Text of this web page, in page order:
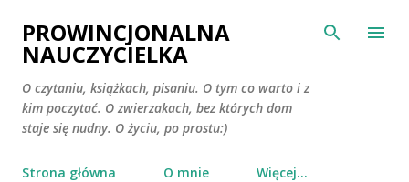
Przejdź do głównej zawartości
PROWINCJONALNA
NAUCZYCIELKA
O czytaniu, książkach, pisaniu. O tym co warto i z
kim poczytać. O zwierzakach, bez których dom
staje się nudny. O życiu, po prostu:)
Strona główna O mnie Więcej…